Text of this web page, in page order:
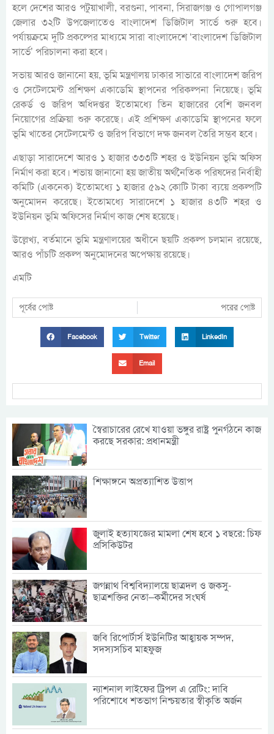
হলে দেশের আরও পটুয়াখালী, বরগুনা, পাবনা, সিরাজগঞ্জ ও গোপালগঞ্জ
জেলার ৩২টি উপজেলাতেও বাংলাদেশ ডিজিটাল সার্ভে শুরু হবে।
পর্যায়ক্রমে দুটি প্রকল্পের মাধ্যমে সারা বাংলাদেশে ‘বাংলাদেশ ডিজিটাল
সার্ভে’ পরিচালনা করা হবে।
সভায় আরও জানানো হয়, ভূমি মন্ত্রণালয় ঢাকার সাভারে বাংলাদেশ জরিপ
ও সেটেলমেন্ট প্রশিক্ষণ একাডেমি স্থাপনের পরিকল্পনা নিয়েছে। ভূমি
রেকর্ড ও জরিপ অধিদপ্তর ইতোমধ্যে তিন হাজারের বেশি জনবল
নিয়োগের প্রক্রিয়া শুরু করেছে। এই প্রশিক্ষণ একাডেমি স্থাপনের ফলে
ভূমি খাতের সেটেলমেন্ট ও জরিপ বিভাগে দক্ষ জনবল তৈরি সম্ভব হবে।
এছাড়া সারাদেশে আরও ১ হাজার ৩৩৩টি শহর ও ইউনিয়ন ভূমি অফিস
নির্মাণ করা হবে। শভায় জানানো হয় জাতীয় অর্থনৈতিক পরিষদের নির্বাহী
কমিটি (একনেক) ইতোমধ্যে ১ হাজার ৫৯২ কোটি টাকা ব্যয়ে প্রকল্পটি
অনুমোদন করেছে। ইতোমধ্যে সারাদেশে ১ হাজার ৪৩টি শহর ও
ইউনিয়ন ভূমি অফিসের নির্মাণ কাজ শেষ হয়েছে।
উল্লেখ্য, বর্তমানে ভূমি মন্ত্রণালয়ের অধীনে ছয়টি প্রকল্প চলমান রয়েছে,
আরও পাঁচটি প্রকল্প অনুমোদনের অপেক্ষায় রয়েছে।
এমটি
পূর্বের পোষ্ট পরের পোষ্ট
Facebook Twitter LinkedIn
Email
স্বৈরাচারের রেখে যাওয়া ভঙ্গুর রাষ্ট্র পুনর্গঠনে কাজ
করছে সরকার: প্রধানমন্ত্রী
শিক্ষাঙ্গনে অপ্রত্যাশিত উত্তাপ
জুলাই হত্যাযজ্ঞের মামলা শেষ হবে ১ বছরে: চিফ
প্রসিকিউটর
জগন্নাথ বিশ্ববিদ্যালয়ে ছাত্রদল ও জকসু-
ছাত্রশক্তির নেতা–কর্মীদের সংঘর্ষ
জবি রিপোর্টার্স ইউনিটির আহ্বায়ক সম্পদ,
সদস্যসচিব মাহফুজ
ন্যাশনাল লাইফের ট্রিপল এ রেটিং: দাবি
পরিশোধে শতভাগ নিশ্চয়তার স্বীকৃতি অর্জন